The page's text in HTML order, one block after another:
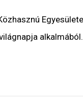
Egyesülete